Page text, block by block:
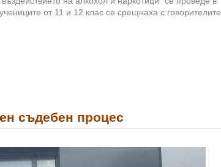
от 11 и 12 клас се срещнаха с говорителите
съдебен процес